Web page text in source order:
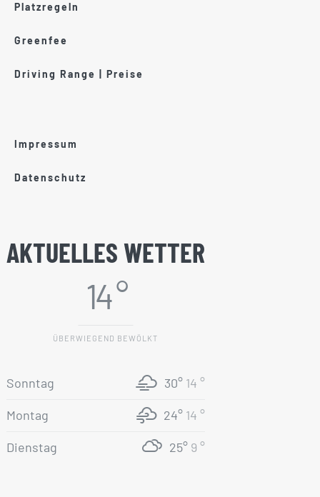
Platzregeln
Greenfee
Driving Range | Preise
Impressum
Datenschutz
AKTUELLES WETTER
14 °
ÜBERWIEGEND BEWÖLKT
Sonntag 30° 14 °
Montag 24° 14 °
Dienstag 25° 9 °